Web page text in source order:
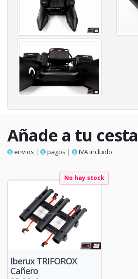
Añade a tu cesta
envios | pagos | IVA incluido
No hay stock
Iberux TRIFOROX
Cañero